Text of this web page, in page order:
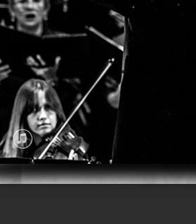
InstagramiTunes